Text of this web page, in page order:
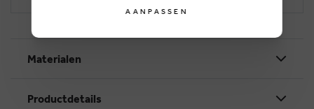
Materialen
Productdetails
AANPASSEN